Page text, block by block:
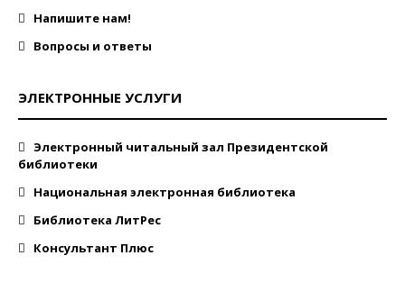
Напишите нам!
Вопросы и ответы
ЭЛЕКТРОННЫЕ УСЛУГИ
Электронный читальный зал Президентской
библиотеки
Национальная электронная библиотека
Библиотека ЛитРес
Консультант Плюс